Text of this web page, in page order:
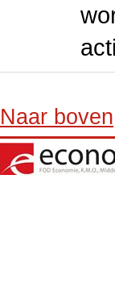
Naar boven